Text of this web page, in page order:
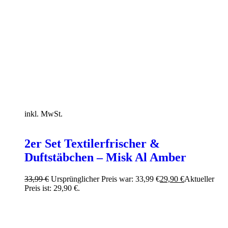
inkl. MwSt.
2er Set Textilerfrischer &
Duftstäbchen – Misk Al Amber
33,99€ Ursprünglicher Preis war: 33,99 €29,90 €Aktueller
Preis ist: 29,90 €.